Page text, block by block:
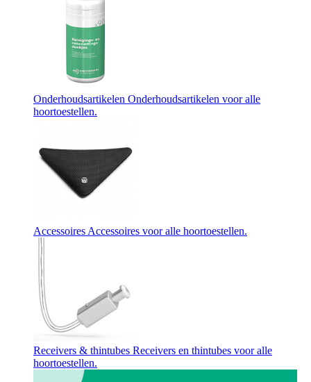
Onderhoudsartikelen Onderhoudsartikelen voor alle
hoortoestellen.
Accessoires Accessoires voor alle hoortoestellen.
Receivers & thintubes Receivers en thintubes voor alle
hoortoestellen.